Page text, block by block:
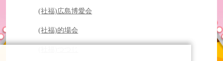
(社福)広島博愛会
(社福)的場会